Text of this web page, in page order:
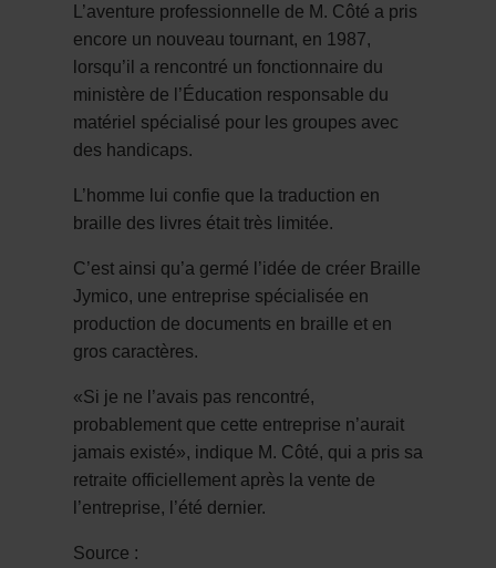
L’aventure professionnelle de M. Côté a pris
encore un nouveau tournant, en 1987,
lorsqu’il a rencontré un fonctionnaire du
ministère de l’Éducation responsable du
matériel spécialisé pour les groupes avec
des handicaps.
L’homme lui confie que la traduction en
braille des livres était très limitée.
C’est ainsi qu’a germé l’idée de créer Braille
Jymico, une entreprise spécialisée en
production de documents en braille et en
gros caractères.
«Si je ne l’avais pas rencontré,
probablement que cette entreprise n’aurait
jamais existé», indique M. Côté, qui a pris sa
retraite officiellement après la vente de
l’entreprise, l’été dernier.
Source :